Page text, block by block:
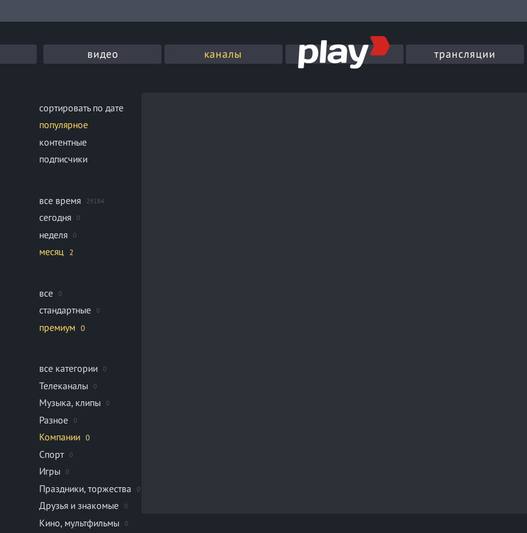
видео каналы трансляции
сортировать по дате
популярное
контентные
подписчики
все время 29184
сегодня 0
неделя 0
месяц 2
все 0
стандартные 0
премиум 0
все категории 0
Телеканалы 0
Музыка, клипы 0
Разное 0
Компании 0
Спорт 0
Игры 0
Праздники, торжества 0
Друзья и знакомые 0
Кино, мультфильмы 0